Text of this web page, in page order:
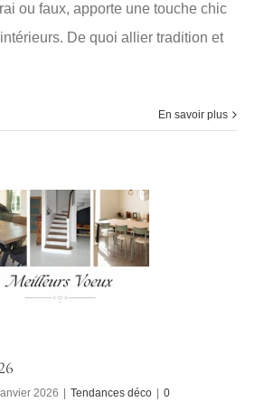
ou faux, apporte une touche chic
De quoi allier tradition et
En savoir plus
2026 Tendances déco
0